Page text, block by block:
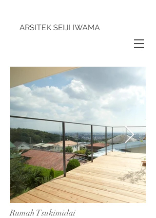
ARSITEK SEIJI IWAMA
Rumah Tsukimidai